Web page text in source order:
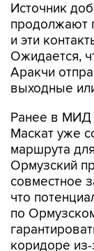
Источник
продолжают
и эти
Ожидается,
Аракчи
выходные
Ранее в МИД
Маскат уже
маршрута
Ормузский
совместное
что
по
коридоре